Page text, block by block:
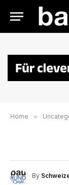
Home »
By